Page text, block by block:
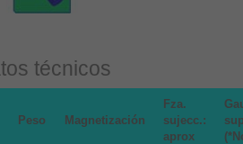
técnicos
Peso Magnetización
Fza.
sujecc.:
aprox